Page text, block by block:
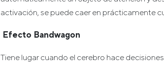
activación, se puede caer en prácticamente
Efecto Bandwagon
Tiene lugar cuando el cerebro hace